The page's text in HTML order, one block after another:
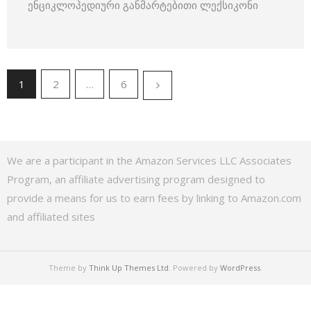
ენციკლოპედიური განმარტებითი ლექსიკონი
1 2 … 6
We are a participant in the Amazon Services LLC Associates
Program, an affiliate advertising program designed to
provide a means for us to earn fees by linking to Amazon.com
and affiliated sites
Theme by Think Up Themes Ltd. Powered by WordPress.